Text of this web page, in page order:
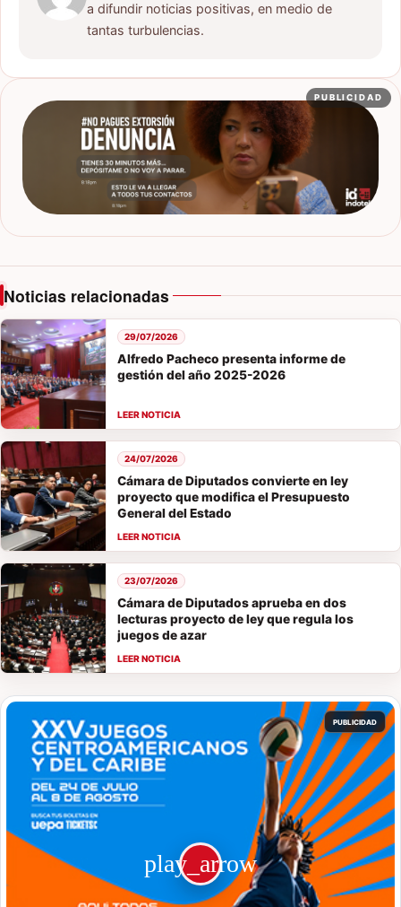
a difundir noticias positivas, en medio de
tantas turbulencias.
PUBLICIDAD
Noticias relacionadas
Alfredo Pacheco presenta informe de
gestión del año 2025-2026
29/07/2026
Cámara de Diputados convierte en ley
proyecto que modifica el Presupuesto
General del Estado
24/07/2026
Cámara de Diputados aprueba en dos
lecturas proyecto de ley que regula los
juegos de azar
23/07/2026